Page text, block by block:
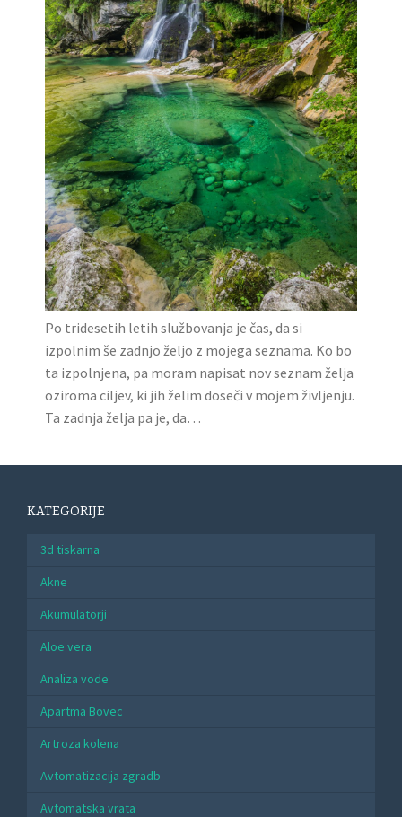
Po tridesetih letih službovanja je čas, da si
izpolnim še zadnjo željo z mojega seznama. Ko bo
ta izpolnjena, pa moram napisat nov seznam želja
oziroma ciljev, ki jih želim doseči v mojem življenju.
Ta zadnja želja pa je, da…
KATEGORIJE
3d tiskarna
Akne
Akumulatorji
Aloe vera
Analiza vode
Apartma Bovec
Artroza kolena
Avtomatizacija zgradb
Avtomatska vrata